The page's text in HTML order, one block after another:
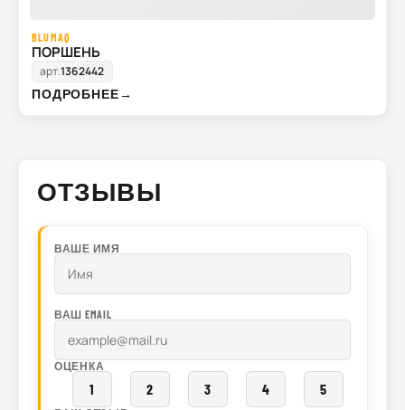
BLUMAQ
ПОРШЕНЬ
арт.1362442
ПОДРОБНЕЕ→
ОТЗЫВЫ
ВАШЕ ИМЯ
ВАШ EMAIL
ОЦЕНКА
1 2 3 4 5